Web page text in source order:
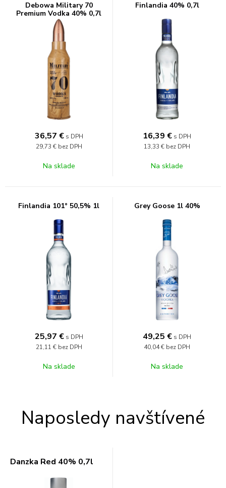
Debowa Military 70
Premium Vodka 40% 0,7l
36,57 € s DPH
29,73 € bez DPH
Na sklade
Finlandia 40% 0,7l
16,39 € s DPH
13,33 € bez DPH
Na sklade
Finlandia 101° 50,5% 1l
25,97 € s DPH
21,11 € bez DPH
Na sklade
Grey Goose 1l 40%
49,25 € s DPH
40,04 € bez DPH
Na sklade
Naposledy navštívené
Danzka Red 40% 0,7l